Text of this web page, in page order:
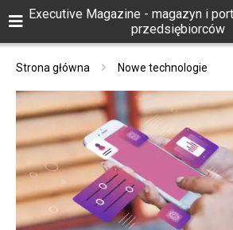
Executive Magazine - magazyn i
przedsiębiorców
Strona główna Nowe technologie